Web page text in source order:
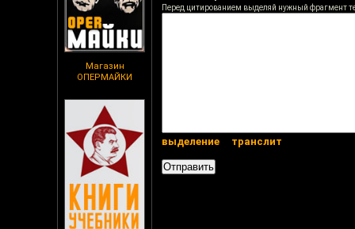
Магазин
ОПЕРМАЙКИ
Перед цитированием выделяй нужный фрагмент
выделение транслит